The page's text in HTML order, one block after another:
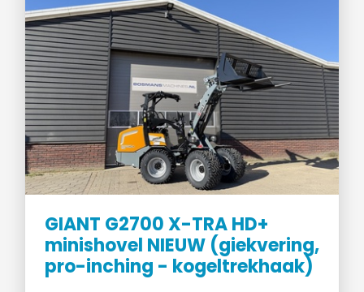
GIANT G2700 X-TRA HD+
minishovel NIEUW (giekvering,
pro-inching - kogeltrekhaak)